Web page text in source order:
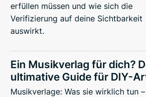
erfüllen müssen und wie sich die
Verifizierung auf deine Sichtbarkeit
auswirkt.
Ein Musikverlag für dich?
ultimative Guide für DIY-
Musikverlage: Was sie wirklich tun